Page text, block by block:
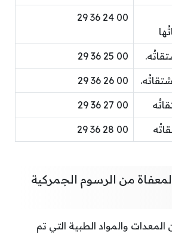
00 24 36 29
00 25 36 29
00 26 36 29
00 27 36 29
00 28 36 29
من الرسوم الجمركية
والمواد الطبية التي تم